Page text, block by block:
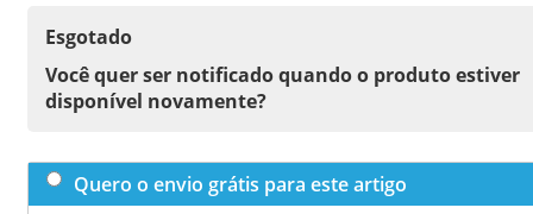
Esgotado
Você quer ser notificado quando o produto estiver
disponível novamente?
Quero o envio grátis para este artigo